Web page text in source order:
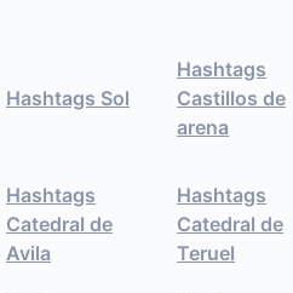
Hashtags Sol
Hashtags
Castillos de
arena
Hashtags
Catedral de
Avila
Hashtags
Catedral de
Teruel